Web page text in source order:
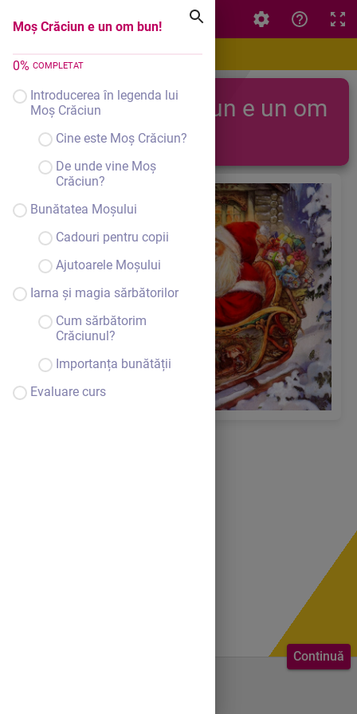
Moș Crăciun e un om bun!
0% COMPLETAT
Introducerea în legenda lui
Moș Crăciun
Cine este Moș Crăciun?
De unde vine Moș
Crăciun?
Bunătatea Moșului
Cadouri pentru copii
Ajutoarele Moșului
Iarna și magia sărbătorilor
Cum sărbătorim
Crăciunul?
Importanța bunătății
Evaluare curs
Continuă
Moș Crăciun e un om bun!
Moș Crăciun e un om
bun!